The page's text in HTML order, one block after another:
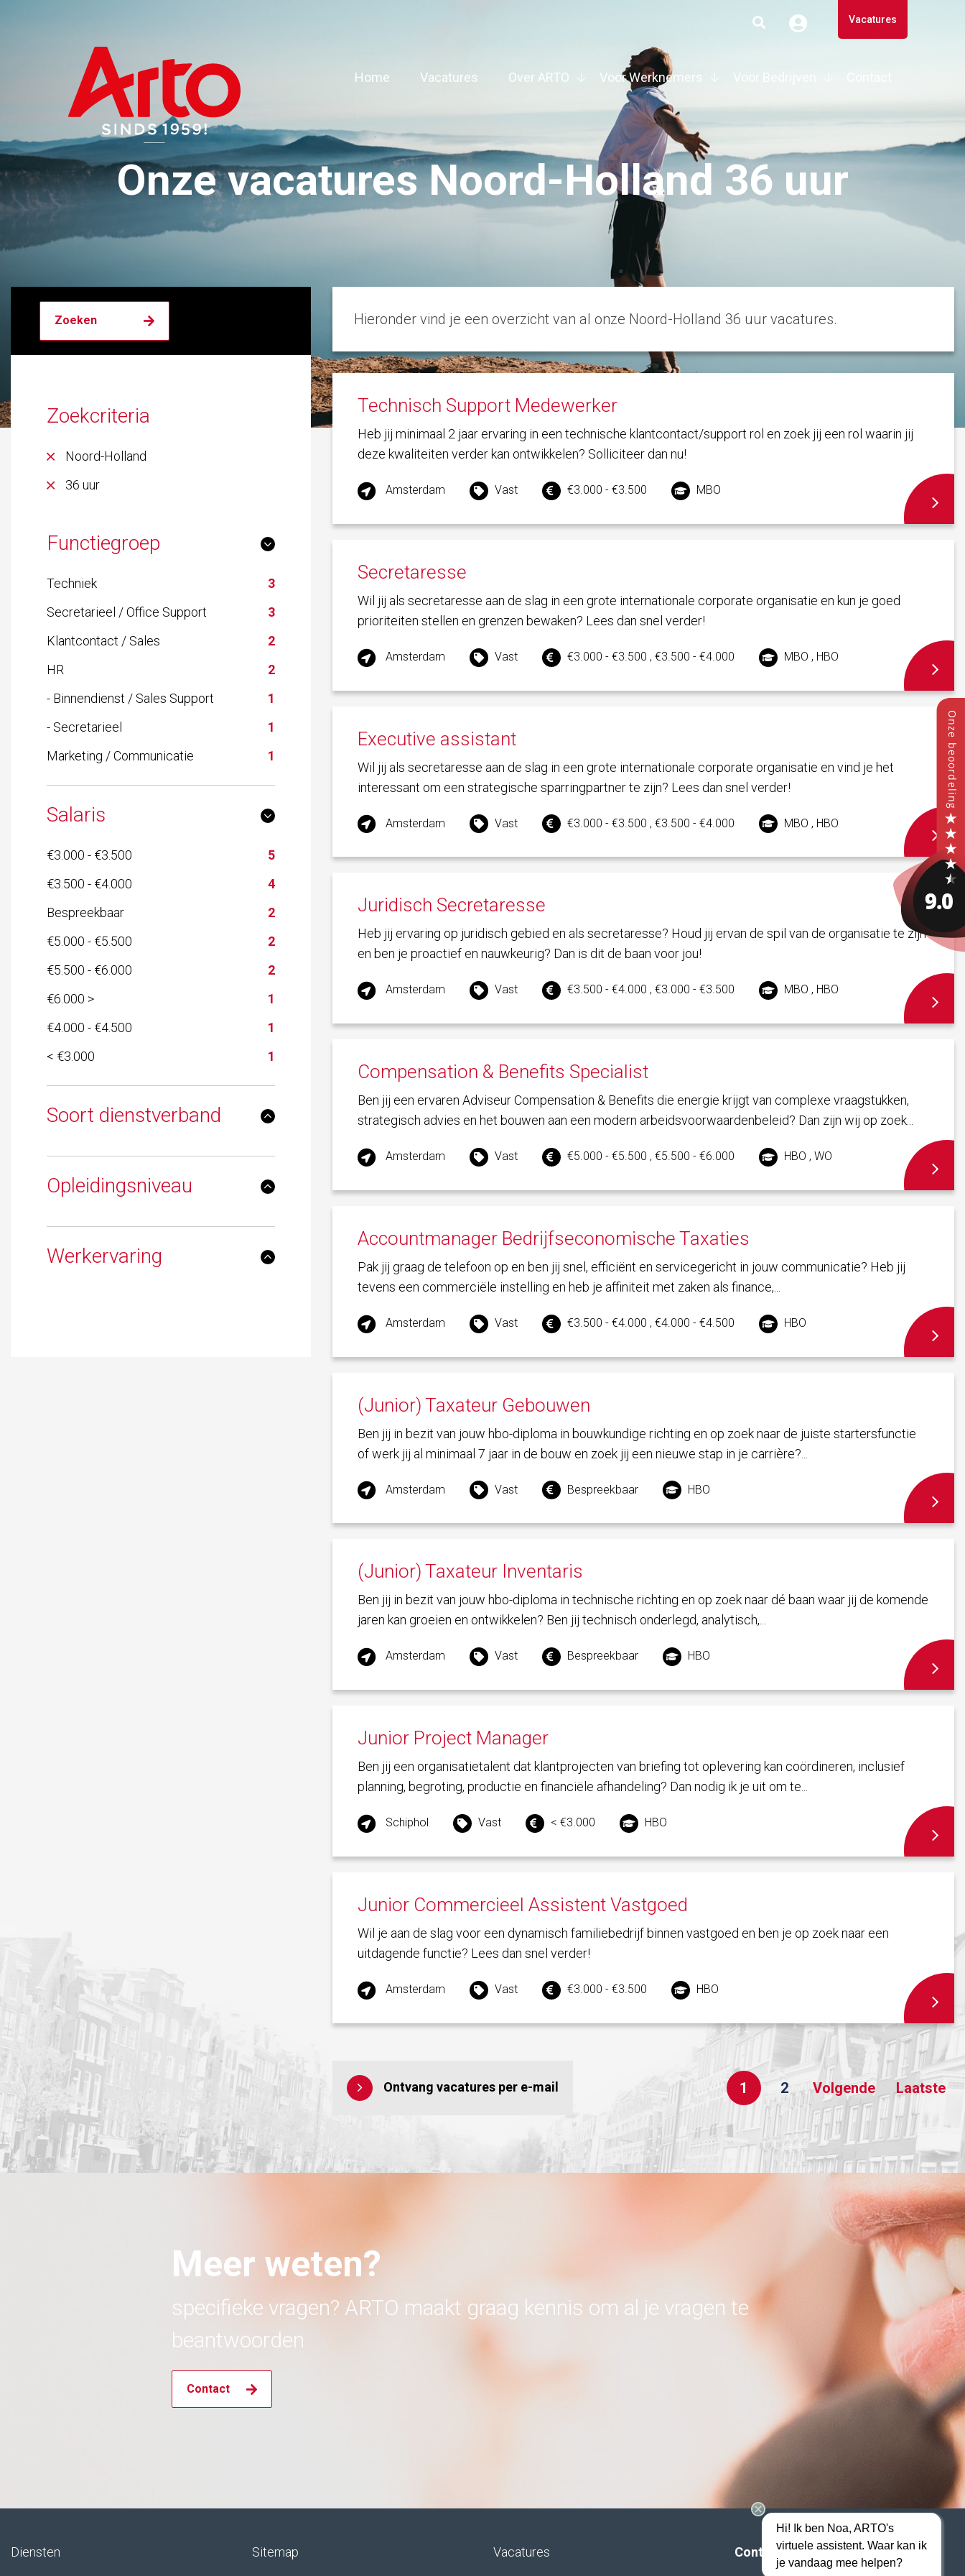
Vacatures
Home Vacatures Over ARTO Voor Werknemers Voor Bedrijven
Onze vacatures Noord-Holland 36 uur
Zoekcriteria
Noord-Holland
36 uur
Functiegroep
Techniek
3
Secretarieel / Office Support
3
Klantcontact / Sales
2
HR
2
- Binnendienst / Sales Support
1
- Secretarieel
1
Marketing / Communicatie
1
Salaris
€3.000 - €3.500
5
€3.500 - €4.000
4
Bespreekbaar
2
€5.000 - €5.500
2
€5.500 - €6.000
2
€6.000 >
1
€4.000 - €4.500
1
< €3.000
1
Soort dienstverband
Opleidingsniveau
Werkervaring
Hieronder vind je een overzicht van al onze Noord-Holland 36 uur vacatures.
Technisch Support Medewerker
Heb jij minimaal 2 jaar ervaring in een technische klantcontact/support rol en zoek jij een rol waarin jij
deze kwaliteiten verder kan ontwikkelen? Solliciteer dan nu!
Amsterdam Vast €3.000 - €3.500 MBO
Secretaresse
Wil jij als secretaresse aan de slag in een grote internationale corporate organisatie en kun je goed
prioriteiten stellen en grenzen bewaken? Lees dan snel verder!
Amsterdam Vast €3.000 - €3.500 , €3.500 - €4.000 MBO , HBO
Executive assistant
Wil jij als secretaresse aan de slag in een grote internationale corporate organisatie en vind je het
interessant om een strategische sparringpartner te zijn? Lees dan snel verder!
Amsterdam Vast €3.000 - €3.500 , €3.500 - €4.000 MBO , HBO
Juridisch Secretaresse
Heb jij ervaring op juridisch gebied en als secretaresse? Houd jij ervan de spil van de organisatie te zijn
en ben je proactief en nauwkeurig? Dan is dit de baan voor jou!
Amsterdam Vast €3.500 - €4.000 , €3.000 - €3.500 MBO , HBO
Compensation & Benefits Specialist
Ben jij een ervaren Adviseur Compensation & Benefits die energie krijgt van complexe vraagstukken,
strategisch advies en het bouwen aan een modern arbeidsvoorwaardenbeleid? Dan zijn wij op zoek...
Amsterdam Vast €5.000 - €5.500 , €5.500 - €6.000 HBO , WO
Accountmanager Bedrijfseconomische Taxaties
Pak jij graag de telefoon op en ben jij snel, efficiënt en servicegericht in jouw communicatie? Heb jij
tevens een commerciële instelling en heb je affiniteit met zaken als finance,...
Amsterdam Vast €3.500 - €4.000 , €4.000 - €4.500 HBO
(Junior) Taxateur Gebouwen
Ben jij in bezit van jouw hbo-diploma in bouwkundige richting en op zoek naar de juiste startersfunctie
of werk jij al minimaal 7 jaar in de bouw en zoek jij een nieuwe stap in je carrière?...
Amsterdam Vast Bespreekbaar HBO
(Junior) Taxateur Inventaris
Ben jij in bezit van jouw hbo-diploma in technische richting en op zoek naar dé baan waar jij de komende
jaren kan groeien en ontwikkelen? Ben jij technisch onderlegd, analytisch,...
Amsterdam Vast Bespreekbaar HBO
Junior Project Manager
Ben jij een organisatietalent dat klantprojecten van briefing tot oplevering kan coördineren, inclusief
planning, begroting, productie en financiële afhandeling? Dan nodig ik je uit om te...
Schiphol Vast < €3.000 HBO
Junior Commercieel Assistent Vastgoed
Wil je aan de slag voor een dynamisch familiebedrijf binnen vastgoed en ben je op zoek naar een
uitdagende functie? Lees dan snel verder!
Amsterdam Vast €3.000 - €3.500 HBO
Ontvang vacatures per e-mail 1 2 Volgende Laatste
Meer weten?
specifieke vragen? ARTO maakt graag kennis om al je vragen te
beantwoorden
Contact
Diensten Sitemap Vacatures Contact
Hi! Ik ben Noa, ARTO's
virtuele assistent. Waar kan ik
je vandaag mee helpen?